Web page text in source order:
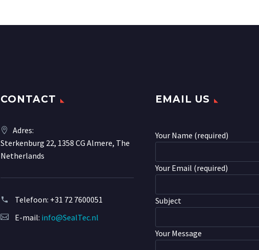
CONTACT
Adres:
Sterkenburg 22, 1358 CG Almere, The
Netherlands
Telefoon: +31 72 7600051
E-mail: info@SealTec.nl
EMAIL US
Your Name (required)
Your Email (required)
Subject
Your Message